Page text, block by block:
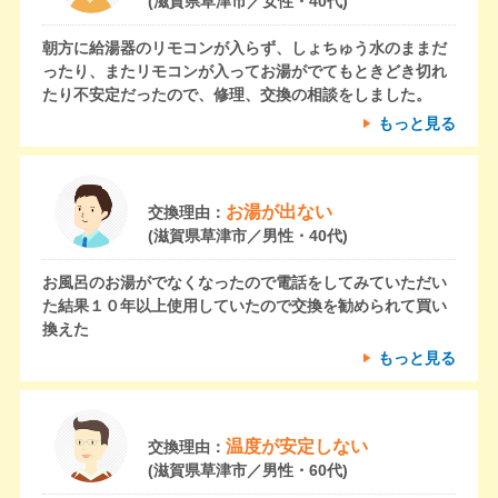
朝方に給湯器のリモコンが入らず、しょちゅう水のままだ
ったり、またリモコンが入ってお湯がでてもときどき切れ
たり不安定だったので、修理、交換の相談をしました。
もっと見る
交換理由： お湯が出ない
(滋賀県草津市／男性・40代)
お風呂のお湯がでなくなったので電話をしてみていただい
た結果１０年以上使用していたので交換を勧められて買い
換えた
もっと見る
交換理由： 温度が安定しない
(滋賀県草津市／男性・60代)